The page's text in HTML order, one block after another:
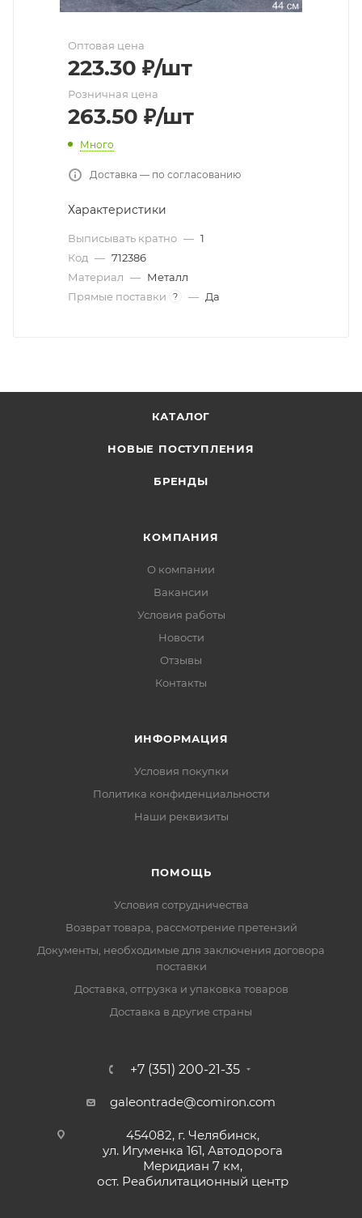
Оптовая цена
223.30 ₽/шт
Розничная цена
263.50 ₽/шт
Много
Доставка — по согласованию
Характеристики
Выписывать кратно — 1
Код — 712386
Материал — Металл
Прямые поставки
? — Да
КАТАЛОГ
НОВЫЕ ПОСТУПЛЕНИЯ
БРЕНДЫ
КОМПАНИЯ
О компании
Вакансии
Условия работы
Новости
Отзывы
Контакты
ИНФОРМАЦИЯ
Условия покупки
Политика конфиденциальности
Наши реквизиты
ПОМОЩЬ
Условия сотрудничества
Возврат товара, рассмотрение претензий
Документы, необходимые для заключения договора
поставки
Доставка, отгрузка и упаковка товаров
Доставка в другие страны
+7 (351) 200-21-35
galeontrade@comiron.com
454082, г. Челябинск,
ул. Игуменка 161, Автодорога
Меридиан 7 км,
ост. Реабилитационный центр